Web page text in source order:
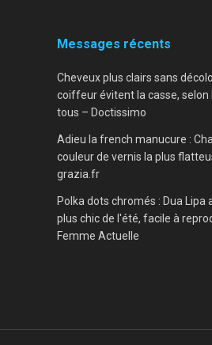
Messages récents
Cheveux plus clairs sans
coiffeur évitent la casse, selon
tous – Doctissimo
Adieu la french manucure :
couleur de vernis la plus
grazia.fr
Polka dots chromés : Dua
plus chic de l'été, facile à
Femme Actuelle